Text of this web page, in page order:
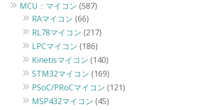
MCU：マイコン (587)
RAマイコン (66)
RL78マイコン (217)
LPCマイコン (186)
Kinetisマイコン (140)
STM32マイコン (169)
PSoC/PRoCマイコン (121)
MSP432マイコン (45)